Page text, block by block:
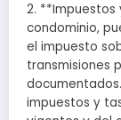
2. **Impuestos
condominio,
el impuesto
transmisiones
impuestos y